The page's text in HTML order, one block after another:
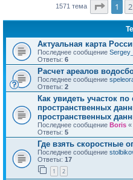
1571 тема 1 2
Актуальная карта
Последнее сообщение
Ответы: 6
Расчет ареалов
Последнее сообщение
Ответы: 2
Как увидеть участок
пространственных
пространственных
Последнее сообщение Boris «
Ответы: 5
Где взять скоростные
Последнее сообщение
Ответы: 17
1 2